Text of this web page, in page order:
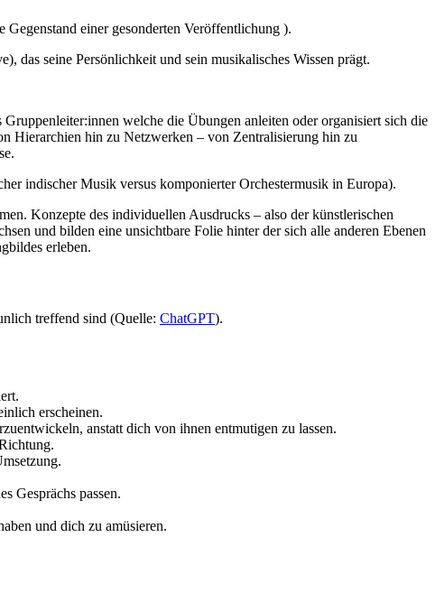
einer gesonderten Veröffentlichung ).
das seine Persönlichkeit und sein musikalisches Wissen prägt.
welche die Übungen anleiten oder organisiert sich die
Hierarchien hin zu Netzwerken – von Zentralisierung hin zu
indischer Musik versus komponierter Orchestermusik in Europa).
Konzepte des individuellen Ausdrucks – also der künstlerischen
und bilden eine unsichtbare Folie hinter der sich alle anderen Ebenen
erleben.
treffend sind (Quelle: ChatGPT).
erscheinen.
anstatt dich von ihnen entmutigen zu lassen.
Gesprächs passen.
und dich zu amüsieren.